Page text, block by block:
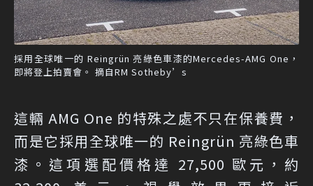
採用全球唯一的 Reingrün 亮綠色車漆的Mercedes-AMG One，
即將登上拍賣會。 摘自RM Sotheby’s
這輛 AMG One 的特殊之處不只在保養費，
而是它採用全球唯一的 Reingrün 亮綠色車
漆。這項選配價格達 27,500 歐元，約